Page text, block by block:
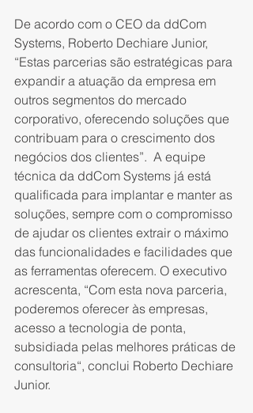
De acordo com o CEO da ddCom
Systems, Roberto Dechiare Junior,
“Estas parcerias são estratégicas para
expandir a atuação da empresa em
outros segmentos do mercado
corporativo, oferecendo soluções que
contribuam para o crescimento dos
negócios dos clientes”.  A equipe
técnica da ddCom Systems já está
qualificada para implantar e manter as
soluções, sempre com o compromisso
de ajudar os clientes extrair o máximo
das funcionalidades e facilidades que
as ferramentas oferecem. O executivo
acrescenta, “Com esta nova parceria,
poderemos oferecer às empresas,
acesso a tecnologia de ponta,
subsidiada pelas melhores práticas de
consultoria“, conclui Roberto Dechiare
Junior.